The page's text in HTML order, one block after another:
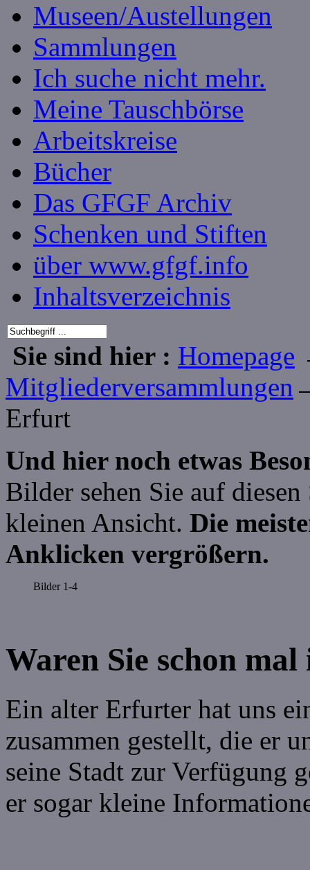
Museen/Austellungen
Sammlungen
Ich suche nicht mehr.
Meine Tauschbörse
Arbeitskreise
Bücher
Das GFGF Archiv
Schenken und Stiften
über www.gfgf.info
Inhaltsverzeichnis
Sie sind hier : Homepage
Mitgliederversammlungen
Erfurt
Und hier noch etwas
Bilder sehen Sie auf
kleinen Ansicht. Die
Anklicken vergrößern.
Bilder 1-4
Waren Sie schon
Ein alter Erfurter hat uns
zusammen gestellt, die er
seine Stadt zur Verfügung
er sogar kleine